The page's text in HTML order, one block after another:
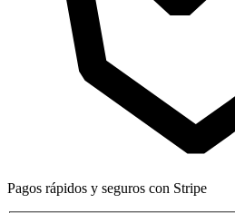
Pagos rápidos y seguros con Stripe